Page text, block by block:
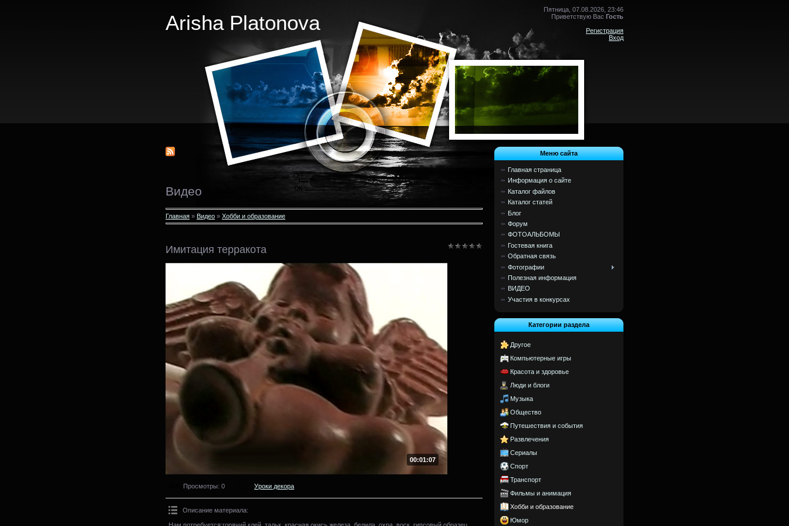
Arisha Platonova
Пятница, 07.08.2026, 23:46
Приветствую Вас Гость
Регистрация
Вход
Видео
Главная » Видео » Хобби и образование
Имитация терракота
00:01:07
Просмотры: 0 Уроки декора
Описание материала:
Нам потребуется:горячий клей, тальк, красная окись железа, белила, охра, воск, гипсовый образец,
Меню сайта
Главная страница
Информация о сайте
Каталог файлов
Каталог статей
Блог
Форум
ФОТОАЛЬБОМЫ
Гостевая книга
Обратная связь
Фотографии
Полезная информация
ВИДЕО
Участия в конкурсах
Категории раздела
Другое
Компьютерные игры
Красота и здоровье
Люди и блоги
Музыка
Общество
Путешествия и события
Развлечения
Сериалы
Спорт
Транспорт
Фильмы и анимация
Хобби и образование
Юмор